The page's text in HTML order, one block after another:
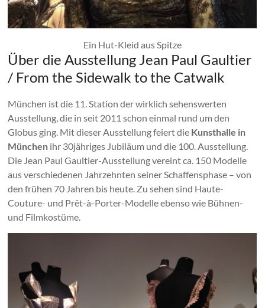
Ein Hut-Kleid aus Spitze
Über die Ausstellung Jean Paul Gaultier
/ From the Sidewalk to the Catwalk
München ist die 11. Station der wirklich sehenswerten
Ausstellung, die in seit 2011 schon einmal rund um den
Globus ging. Mit dieser Ausstellung feiert die Kunsthalle in
München ihr 30jähriges Jubiläum und die 100. Ausstellung.
Die Jean Paul Gaultier-Ausstellung vereint ca. 150 Modelle
aus verschiedenen Jahrzehnten seiner Schaffensphase – von
den frühen 70 Jahren bis heute. Zu sehen sind Haute-
Couture- und Prêt-à-Porter-Modelle ebenso wie Bühnen-
und Filmkostüme.